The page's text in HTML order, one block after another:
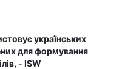
українських
для формування
- ISW